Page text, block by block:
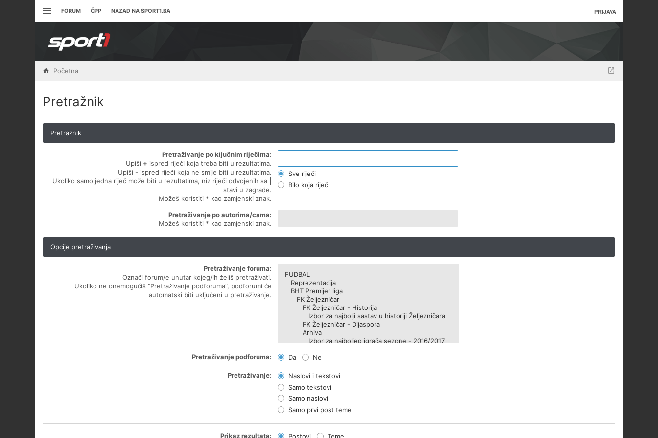
FORUM ČPP NAZAD NA SPORT1.BA PRIJAVA
Početna
Pretražnik
Pretražnik
Pretraživanje po ključnim riječima:
Upiši + ispred riječi koja treba biti u rezultatima.
Upiši - ispred riječi koja ne smije biti u rezultatima.
Ukoliko samo jedna riječ može biti u rezultatima, niz riječi odvojenih sa
stavi u zagrade.
Možeš koristiti * kao zamjenski znak.
Sve riječi
Bilo koja riječ
Pretraživanje po autorima/cama:
Možeš koristiti * kao zamjenski znak.
Opcije pretraživanja
Pretraživanje foruma:
Označi forum/e unutar kojeg/ih želiš pretraživati.
Ukoliko ne onemogućiš “Pretraživanje podforuma”, podforumi će
automatski biti uključeni u pretraživanje.
Pretraživanje podforuma: Da Ne
Pretraživanje:
Naslovi i tekstovi
Samo tekstovi
Samo naslovi
Samo prvi post teme
Prikaz rezultata: Postovi Teme